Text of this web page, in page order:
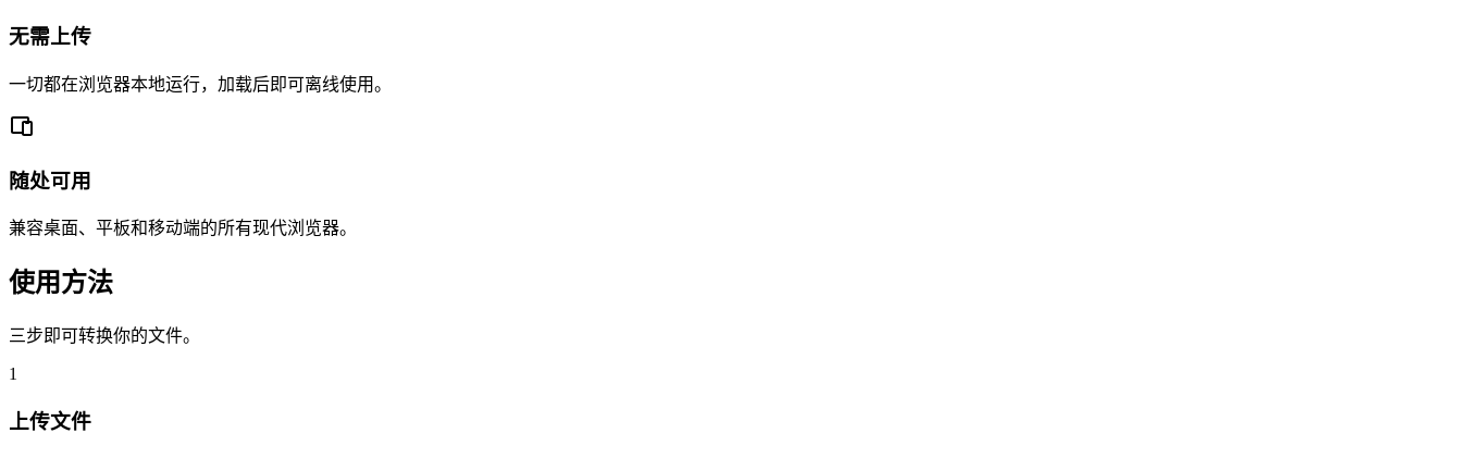
无需上传
一切都在浏览器本地运行，加载后即可离线使用。
随处可用
兼容桌面、平板和移动端的所有现代浏览器。
使用方法
三步即可转换你的文件。
1
上传文件